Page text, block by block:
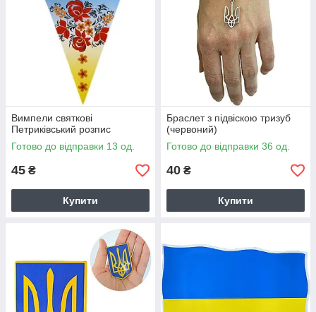
Вимпели святкові
Петриківський розпис
Готово до відправки 13 од.
45 ₴
Купити
Браслет з підвіскою тризуб
(червоний)
Готово до відправки 36 од.
40 ₴
Купити